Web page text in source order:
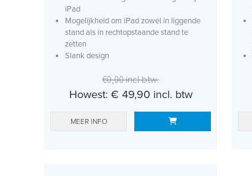
iPad
Mogelijkheid om iPad zowel in liggende
stand als in rechtopstaande stand te
zetten
Slank design
€0,00 incl btw.
Howest: € 49,90 incl. btw
MEER INFO